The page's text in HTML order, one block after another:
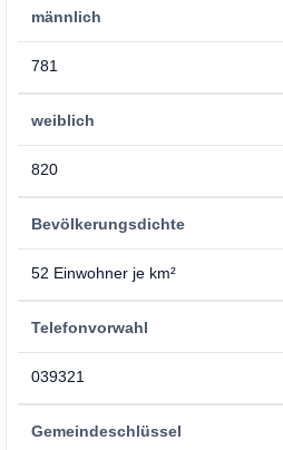
männlich
781
weiblich
820
Bevölkerungsdichte
52 Einwohner je km²
Telefonvorwahl
039321
Gemeindeschlüssel